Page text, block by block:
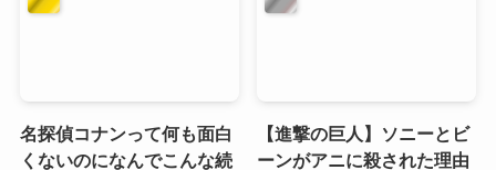
名探偵コナンって何も面白
くないのになんでこんな続
【進撃の巨人】ソニーとビ
ーンがアニに殺された理由